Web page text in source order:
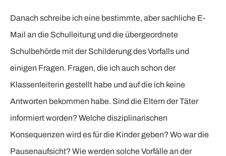
Danach schreibe ich eine bestimmte, aber sachliche E-
Mail an die Schulleitung und die übergeordnete
Schulbehörde mit der Schilderung des Vorfalls und
einigen Fragen. Fragen, die ich auch schon der
Klassenleiterin gestellt habe und auf die ich keine
Antworten bekommen habe. Sind die Eltern der Täter
informiert worden? Welche disziplinarischen
Konsequenzen wird es für die Kinder geben? Wo war die
Pausenaufsicht? Wie werden solche Vorfälle an der